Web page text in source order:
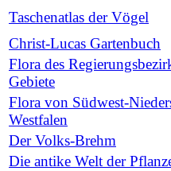
Taschenatlas der Vögel
Christ-Lucas Gartenbuch
Flora des
Gebiete
Flora von Südwest-
Westfalen
Der Volks-Brehm
Die antike Welt der